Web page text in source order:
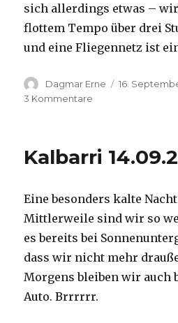
sich allerdings etwas –
flottem Tempo über drei
und eine Fliegennetz ist
Autor
Dagmar Erne 16.
3 Kommentare
Kalbarri
Eine besonders kalte
Mittlerweile sind wir so
es bereits bei
dass wir nicht mehr
Morgens bleiben wir auch
Auto. Brrrrrr.